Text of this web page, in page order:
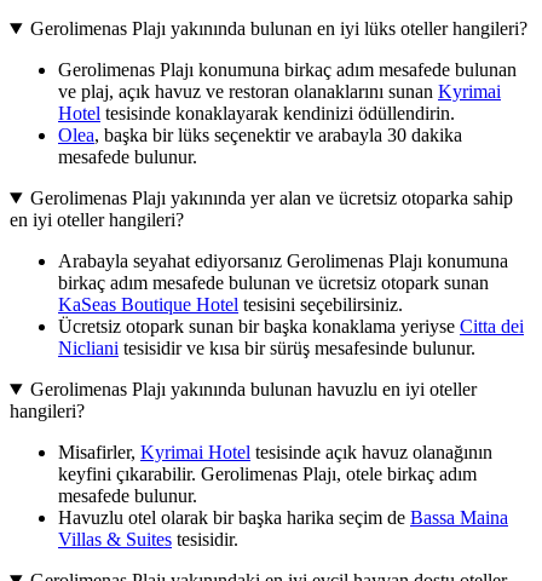
Gerolimenas Plajı yakınında bulunan en iyi lüks oteller hangileri?
Gerolimenas Plajı konumuna birkaç adım mesafede bulunan
ve plaj, açık havuz ve restoran olanaklarını sunan Kyrimai
Hotel tesisinde konaklayarak kendinizi ödüllendirin.
Olea, başka bir lüks seçenektir ve arabayla 30 dakika
mesafede bulunur.
Gerolimenas Plajı yakınında yer alan ve ücretsiz otoparka sahip
en iyi oteller hangileri?
Arabayla seyahat ediyorsanız Gerolimenas Plajı konumuna
birkaç adım mesafede bulunan ve ücretsiz otopark sunan
KaSeas Boutique Hotel tesisini seçebilirsiniz.
Ücretsiz otopark sunan bir başka konaklama yeriyse Citta dei
Nicliani tesisidir ve kısa bir sürüş mesafesinde bulunur.
Gerolimenas Plajı yakınında bulunan havuzlu en iyi oteller
hangileri?
Misafirler, Kyrimai Hotel tesisinde açık havuz olanağının
keyfini çıkarabilir. Gerolimenas Plajı, otele birkaç adım
mesafede bulunur.
Havuzlu otel olarak bir başka harika seçim de Bassa Maina
Villas & Suites tesisidir.